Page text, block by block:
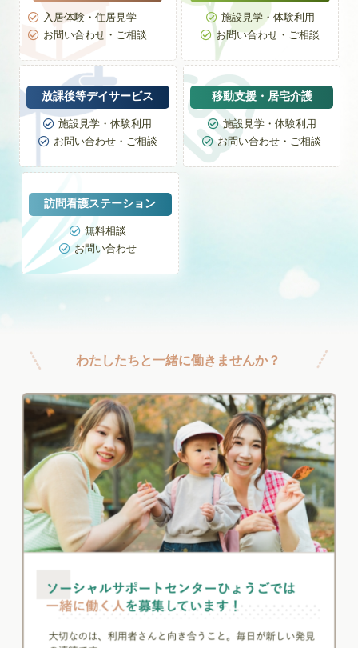
 入居体験・住居見学
 お問い合わせ・ご相談
 施設見学・体験利用
 お問い合わせ・ご相談
放課後等デイサービス
 施設見学・体験利用
 お問い合わせ・ご相談
移動支援・居宅介護
 施設見学・体験利用
 お問い合わせ・ご相談
訪問看護ステーション
 無料相談
 お問い合わせ
わたしたちと一緒に働きませんか？